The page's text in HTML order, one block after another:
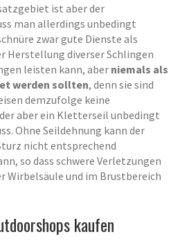
ist aber der
man allerdings unbedingt
zwar gute Dienste als
Herstellung diverser Schlingen
leisten kann, aber niemals als
werden sollten, denn sie sind
demzufolge keine
aber ein Kletterseil unbedingt
Ohne Seildehnung kann der
nicht entsprechend
so dass schwere Verletzungen
Wirbelsäule und im Brustbereich
kaufen